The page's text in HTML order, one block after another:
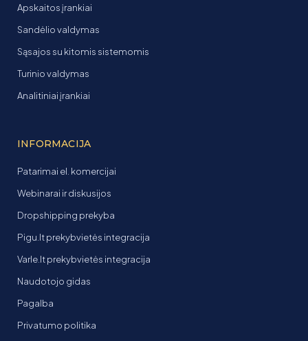
Apskaitos įrankiai
Sandėlio valdymas
Sąsajos su kitomis sistemomis
Turinio valdymas
Analitiniai įrankiai
INFORMACIJA
Patarimai el. komercijai
Webinarai ir diskusijos
Dropshipping prekyba
Pigu.lt prekybvietės integracija
Varle.lt prekybvietės integracija
Naudotojo gidas
Pagalba
Privatumo politika